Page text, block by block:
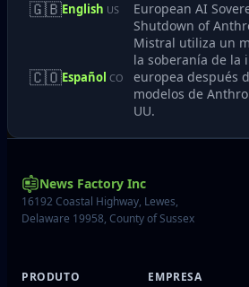
🇬🇧English US
European AI
Shutdown of
🇨🇴Español CO
Mistral utiliza un
la soberanía de la
europea después
modelos de
UU.
News Factory Inc
16192 Coastal Highway, Lewes,
Delaware 19958, County of Sussex
PRODUTO EMPRESA